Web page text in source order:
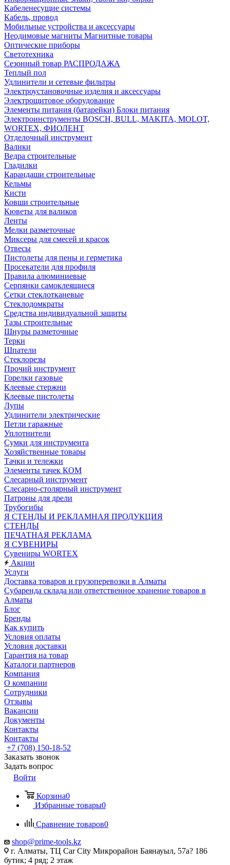
Кабеленесущие системы
Кабель, провод
Мобильные устройства и аксессуары
Неодимовые магниты Магнитные товары
Оптические приборы
Светотехника
Сезонный товар РАСПРОДАЖА
Теплый пол
Удлинители и сетевые фильтры
Электроустановочные изделия и аксессуары
Электрощитовое оборудование
Элементы питания (батарейки) Блоки питания
Электроинструменты BOSCH, BULL, MAKITA, MOLOT,
WORTEX, ФИОЛЕНТ
Отделочный инструмент
Валики
Ведра строительные
Гладилки
Карандаши строительные
Кельмы
Кисти
Ковши строительные
Кюветы для валиков
Ленты
Мелки разметочные
Миксеры для смесей и красок
Отвесы
Пистолеты для пены и герметика
Просекатели для профиля
Правила алюминиевые
Серпянки самоклеящиеся
Сетки стеклотканевые
Стеклодомкраты
Средства индивидуальной защиты
Тазы строительные
Шнуры разметочные
Терки
Шпатели
Стеклорезы
Прочий инструмент
Горелки газовые
Клеевые стержни
Клеевые пистолеты
Лупы
Удлинители электрические
Петли гаражные
Уплотнители
Сумки для инструмента
Хозяйственные товары
Тачки и тележки
Элементы тачек КОМ
Слесарный инструмент
Слесарно-столярный инструмент
Патроны для дрели
Трубогибы
Я СТЕНДЫ И РЕКЛАМНАЯ ПРОДУКЦИЯ
СТЕНДЫ
ПЕЧАТНАЯ РЕКЛАМА
Я СУВЕНИРЫ
Сувениры WORTEX
Акции
Услуги
Доставка товаров и грузоперевозки в Алматы
Субаренда склада или ответственное хранение товаров в
Алматы
Блог
Бренды
Как купить
Условия оплаты
Условия доставки
Гарантия на товар
Каталоги партнеров
Компания
О компании
Сотрудники
Отзывы
Вакансии
Документы
Контакты
Контакты
+7 (708) 150-18-52
Заказать звонок
Задать вопрос
Войти
Корзина0
Избранные товары0
Сравнение товаров0
shop@prime-tools.kz
г. Алматы, ТЦ Car City​ ​Микрорайон Баянауыл, 57а? ​186
бутик; 4 ряд; 2 этаж